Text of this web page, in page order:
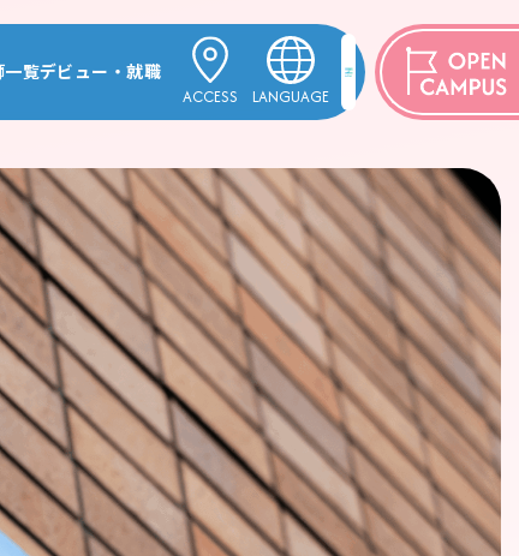
門学校とは
学科
フォーミングアーツ学科
フォーミングアーツ学科
ーミングアーツ学科
ォーミングアーツ学科
スタッフ学科
HR学科[10月入学]
学科
募集定員
指定校推薦／一般
学
学
一覧
師一覧TOP
ヴォーカル学科
ロミュージシャン学科
レンジ・作曲学科
プロダンサー専攻 パフォーミングアーツ学科
ュージカル専攻 パフォーミングアーツ学科
声優俳優専攻 パフォーミングアーツ学科
演出・制作専攻 パフォーミングアーツ学科
ンタテインメントスタッフ学科
エンタテインメントHR学科[10月入学]
ャズ・ポピュラー学科
管弦打楽器学科
デビュー・就職
デビュー・就職TOP
活躍する卒業生
ACCESS LANGUAGE
ENGLISH
中文
한국어